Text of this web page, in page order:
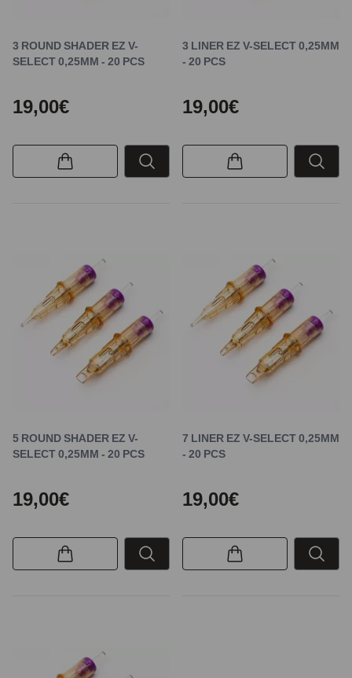
3 ROUND SHADER EZ V-
SELECT 0,25MM - 20 PCS
19,00€
3 LINER EZ V-SELECT 0,25MM
- 20 PCS
19,00€
5 ROUND SHADER EZ V-
SELECT 0,25MM - 20 PCS
19,00€
7 LINER EZ V-SELECT 0,25MM
- 20 PCS
19,00€